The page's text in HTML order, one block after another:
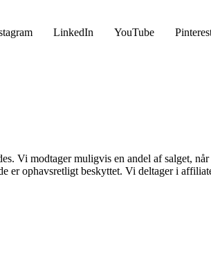
LinkedIn YouTube
Vi modtager muligvis en andel af salget,
er ophavsretligt beskyttet. Vi deltager i